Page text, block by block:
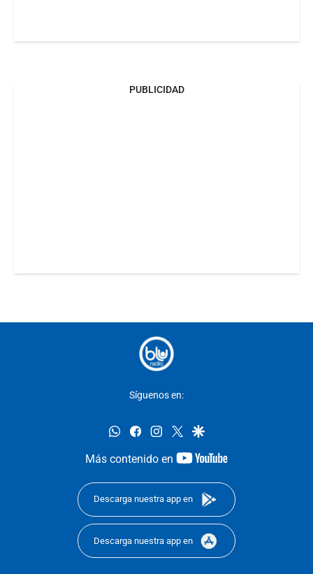
PUBLICIDAD
Síguenos en:
whatsappfacebookinstagram
twittergoogle
Más contenido en
youtube-
Descarga nuestra app en
Descarga nuestra app en